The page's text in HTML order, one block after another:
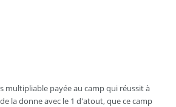
multipliable payée au camp qui réussit à
la donne avec le 1 d'atout, que ce camp